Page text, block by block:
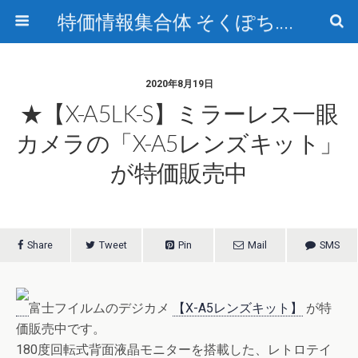
特価情報集合体 そくぽち.com
2020年8月19日
★【X-A5LK-S】ミラーレス一眼
カメラの「X-A5レンズキット」
が特価販売中
Share Tweet Pin Mail SMS
富士フイルムのデジカメ 【X-A5レンズキット】
が特
価販売中です。
180度回転式背面液晶モニターを搭載した、レトロテイ